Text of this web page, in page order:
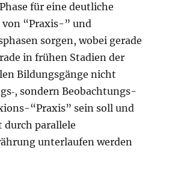
für eine deutliche
“Praxis-” und
sorgen, wobei gerade
in frühen Stadien der
Bildungsgänge nicht
sondern Beobachtungs-
“Praxis” sein soll und
durch parallele
unterlaufen werden